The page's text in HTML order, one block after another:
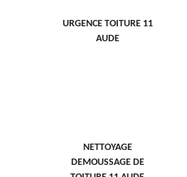
URGENCE TOITURE 11
AUDE
NETTOYAGE
DEMOUSSAGE DE